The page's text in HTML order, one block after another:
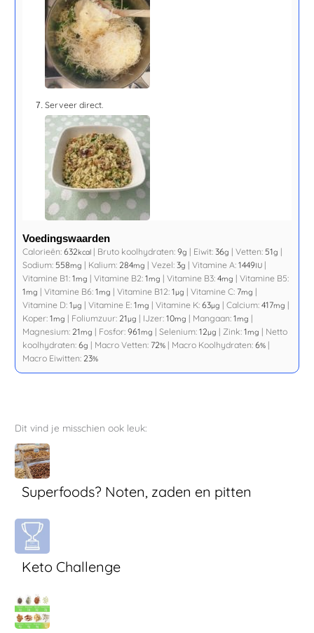
Serveer direct.
Voedingswaarden
Calorieën:632kcal | Bruto koolhydraten:9g | Eiwit:36g |Vetten: 51g |
Sodium: 558mg | Kalium: 284mg |Vezel:3g |Vitamine A:1449IU |
Vitamine B1:1mg |Vitamine B2:1mg |Vitamine B3:4mg |Vitamine B5:
1mg |Vitamine B6:1mg |Vitamine B12:1µg |Vitamine C: 7mg |
Vitamine D:1µg |Vitamine E:1mg |Vitamine K:63µg |Calcium:417mg |
Koper:1mg | Foliumzuur: 21µg | IJzer:10mg | Mangaan:1mg |
Magnesium: 21mg | Fosfor:961mg |Selenium:12µg |Zink:1mg | Netto
koolhydraten:6g | Macro Vetten: 72% | Macro Koolhydraten:6% |
Macro Eiwitten: 23%
Dit vind je misschien ook leuk:
Superfoods? Noten, zaden en pitten
Keto Challenge